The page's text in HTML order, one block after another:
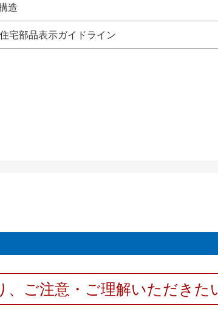
造
部品表示ガイドライン
、ご注意・ご理解いただきた